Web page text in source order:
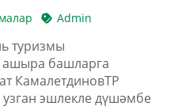
Admin
туризмы
ашыра башларга
КамалетдиновТР
эшлекле дүшәмбе